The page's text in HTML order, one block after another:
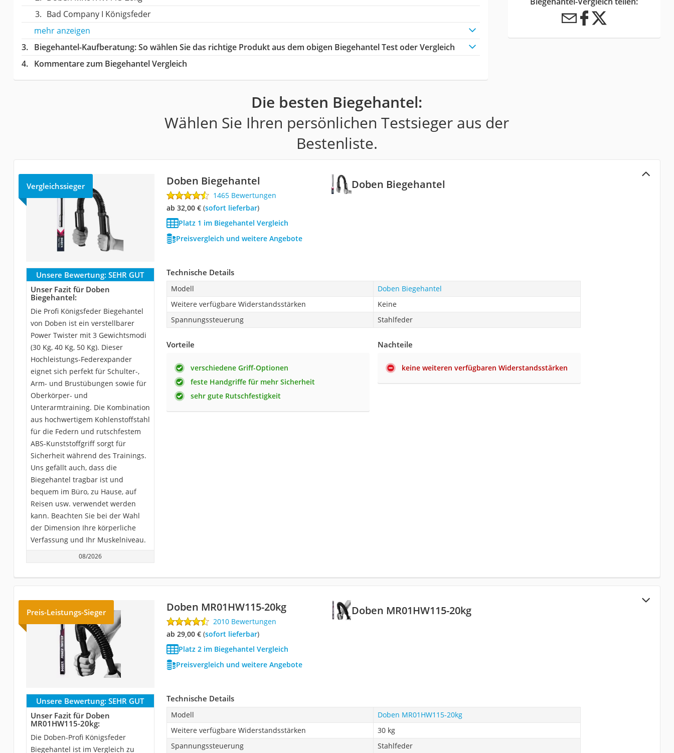
Bad Company I Königsfeder
mehr anzeigen
Biegehantel-Kaufberatung: So wählen Sie das richtige Produkt aus dem obigen Biegehantel Test oder Vergleich
Kommentare zum Biegehantel Vergleich
Die besten Biegehantel:
Wählen Sie Ihren persönlichen Testsieger aus der
Bestenliste.
Doben Biegehantel
Vergleichssieger Doben Biegehantel
1465 Bewertungen
ab 32,00 €( Sofort lieferbar)
Platz 1 im Biegehantel Vergleich
Preisvergleich und weitere Angebote
Unsere Bewertung: SEHR GUT
Unser Fazit für Doben
Biegehantel:
Die Profi Königsfeder Biegehantel
von Doben ist ein verstellbarer
Power Twister mit 3 Gewichtsmodi
(30 Kg, 40 Kg, 50 Kg). Dieser
Hochleistungs-Federexpander
eignet sich perfekt für Schulter-,
Arm- und Brustübungen sowie für
Oberkörper- und
Unterarmtraining. Die Kombination
aus hochwertigem Kohlenstoffstahl
für die Federn und rutschfestem
ABS-Kunststoffgriff sorgt für
Sicherheit während des Trainings.
Uns gefällt auch, dass die
Biegehantel tragbar ist und
bequem im Büro, zu Hause, auf
Reisen usw. verwendet werden
kann. Beachten Sie bei der Wahl
der Dimension Ihre körperliche
Verfassung und Ihr Muskelniveau.
08/2026
Technische Details
Modell
Doben Biegehantel
Weitere verfügbare Widerstandsstärken
Keine
Spannungssteuerung
Stahlfeder
Vorteile
verschiedene Griff-Optionen
feste Handgriffe für mehr Sicherheit
sehr gute Rutschfestigkeit
Nachteile
keine weiteren verfügbaren Widerstandsstärken
Doben MR01HW115-20kg
Preis-Leistungs-Sieger Doben MR01HW115-20kg
2010 Bewertungen
ab 29,00 €( Sofort lieferbar)
Platz 2 im Biegehantel Vergleich
Preisvergleich und weitere Angebote
Unsere Bewertung: SEHR GUT
Unser Fazit für Doben
MR01HW115-20kg:
Die Doben-Profi Königsfeder
Biegehantel ist im Vergleich zu
Technische Details
Modell
Doben MR01HW115-20kg
Weitere verfügbare Widerstandsstärken
30 kg
Spannungssteuerung
Stahlfeder